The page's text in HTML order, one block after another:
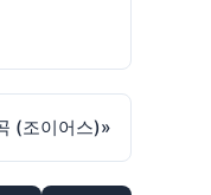
(조이어스)»